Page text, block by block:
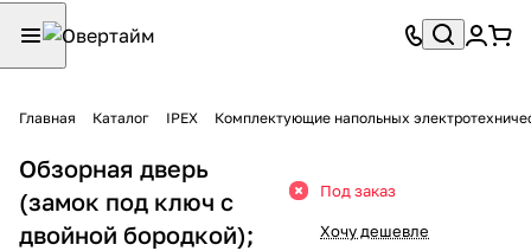
Главная Каталог IPEX Комплектующие напольных
Обзорная дверь
(замок под ключ с
двойной бородкой);
Под заказ
Хочу дешевле